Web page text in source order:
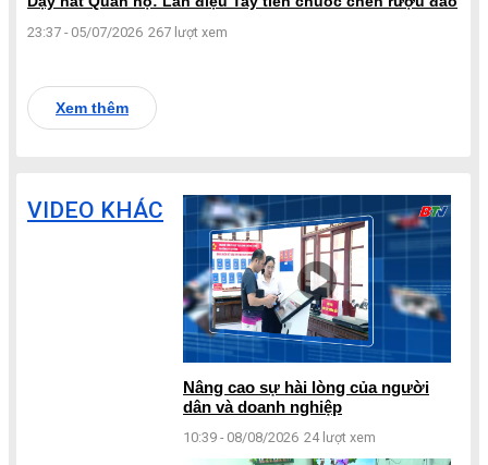
23:37 - 05/07/2026 267 lượt xem
Xem thêm
VIDEO KHÁC
Nâng cao sự hài lòng của người
dân và doanh nghiệp
10:39 - 08/08/2026 24 lượt xem